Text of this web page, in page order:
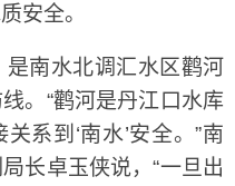
安全。
南水北调汇水区鹳河
。“鹳河是丹江口水库
系到‘南水’安全。”南
长卓玉侠说，“一旦出